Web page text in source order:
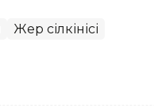
Жер сілкінісі